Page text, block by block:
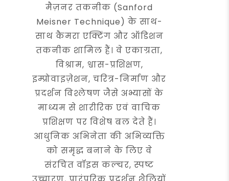
मैज़नर तकनीक (Sanford
Meisner Technique) के साथ-
साथ कैमरा एक्टिंग और ऑडिशन
तकनीक शामिल हैं। वे एकाग्रता,
विश्राम, श्वास-प्रशिक्षण,
इम्प्रोवाइज़ेशन, चरित्र-निर्माण और
प्रदर्शन विश्लेषण जैसे अभ्यासों के
माध्यम से शारीरिक एवं वाचिक
प्रशिक्षण पर विशेष बल देते हैं।
आधुनिक अभिनेता की अभिव्यक्ति
को समृद्ध बनाने के लिए वे
संरचित वॉइस कल्चर, स्पष्ट